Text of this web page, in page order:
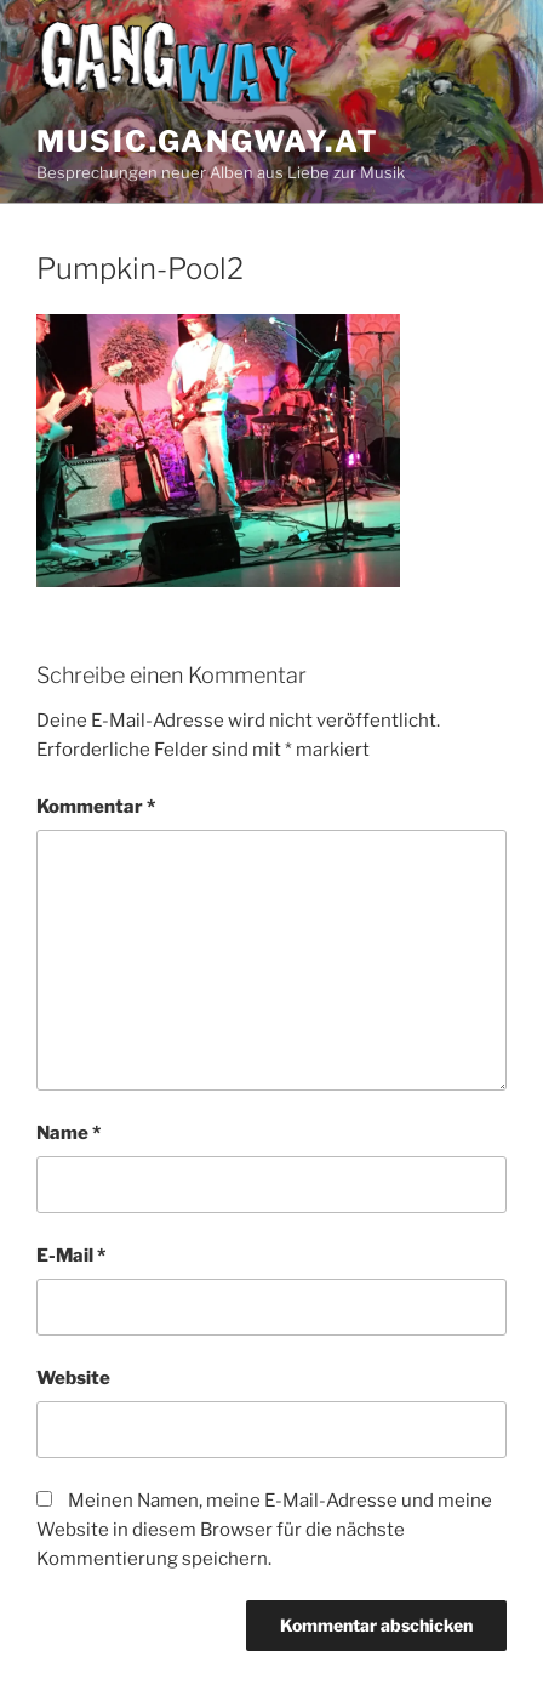
Zum
Inhalt
springen
MUSIC.GANGWAY.AT
Besprechungen neuer Alben aus Liebe zur Musik
Pumpkin-Pool2
Schreibe einen Kommentar
Deine E-Mail-Adresse wird nicht veröffentlicht.
Erforderliche Felder sind mit* markiert
Kommentar*
Name*
E-Mail*
Website
Meinen Namen, meine E-Mail-Adresse und meine
Website in diesem Browser für die nächste
Kommentierung speichern.